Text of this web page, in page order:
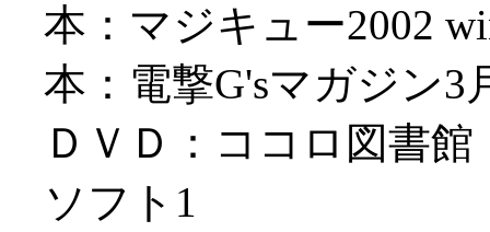
本：マジキュー2002
本：電撃G'sマガジン3
ＤＶＤ：ココロ図書
ソフト1